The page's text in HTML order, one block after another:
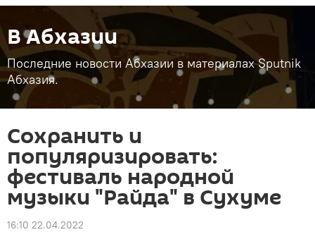
В Абхазии
Последние новости Абхазии в материалах Sputnik
Абхазия.
Сохранить и
популяризировать:
фестиваль народной
музыки "Райда" в Сухуме
16:10 22.04.2022